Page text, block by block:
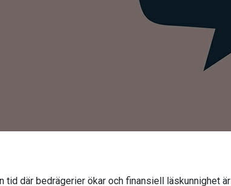
tid där bedrägerier ökar och finansiell läskunnighet